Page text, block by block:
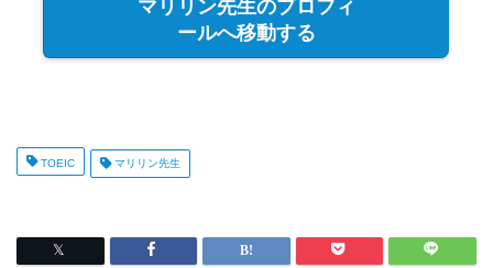
マリリン先生のプロフィ
ールへ移動する
TOEIC マリリン先生